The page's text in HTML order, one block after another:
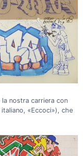
nostra carriera con
«Eccoci»), che